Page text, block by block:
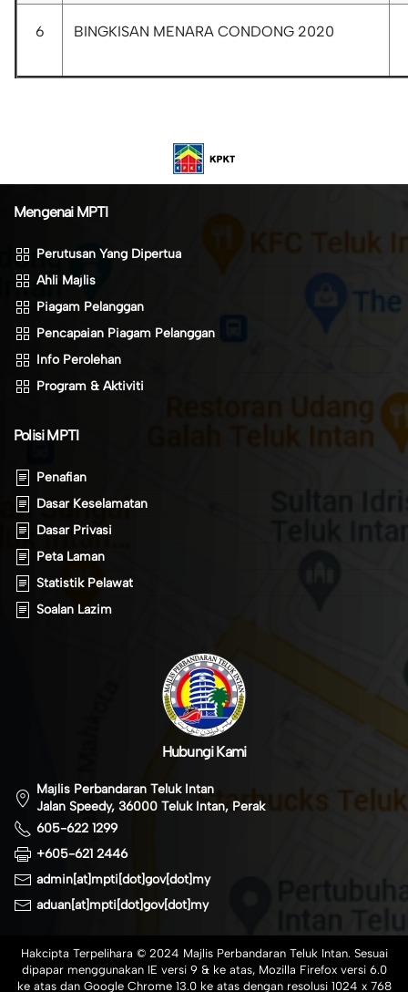
6 BINGKISAN MENARA CONDONG 2020
Mengenai MPTI
Perutusan Yang Dipertua
Ahli Majlis
Piagam Pelanggan
Pencapaian Piagam Pelanggan
Info Perolehan
Program & Aktiviti
Polisi MPTI
Penafian
Dasar Keselamatan
Dasar Privasi
Peta Laman
Statistik Pelawat
Soalan Lazim
Hubungi Kami
Majlis Perbandaran Teluk Intan
Jalan Speedy, 36000 Teluk Intan, Perak
605-622 1299
+605-621 2446
admin[at]mpti[dot]gov[dot]my
aduan[at]mpti[dot]gov[dot]my
Hakcipta Terpelihara © 2024 Majlis Perbandaran Teluk Intan. Sesuai
dipapar menggunakan IE versi 9 & ke atas, Mozilla Firefox versi 6.0
ke atas dan Google Chrome 13.0 ke atas dengan resolusi 1024 x 768